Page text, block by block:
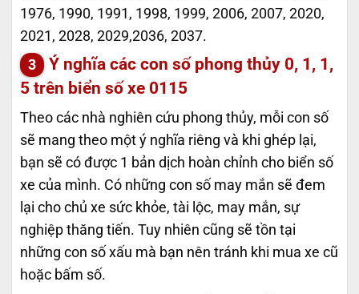
1976, 1990, 1991, 1998, 1999, 2006, 2007, 2020,
2021, 2028, 2029,2036, 2037.
Ý nghĩa các con số phong thủy 0, 1, 1,
5 trên biển số xe 0115
Theo các nhà nghiên cứu phong thủy, mỗi con số
sẽ mang theo một ý nghĩa riêng và khi ghép lại,
bạn sẽ có được 1 bản dịch hoàn chỉnh cho biển số
xe của mình. Có những con số may mắn sẽ đem
lại cho chủ xe sức khỏe, tài lộc, may mắn, sự
nghiệp thăng tiến. Tuy nhiên cũng sẽ tồn tại
những con số xấu mà bạn nên tránh khi mua xe cũ
hoặc bấm số.